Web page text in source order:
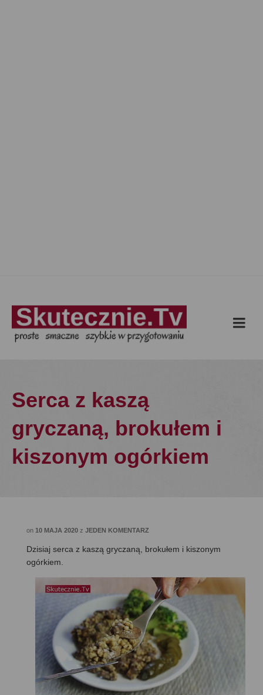
Serca z kaszą
gryczaną, brokułem i
kiszonym ogórkiem
on 10 MAJA 2020 z JEDEN KOMENTARZ
Dzisiaj serca z kaszą gryczaną, brokułem i kiszonym
ogórkiem.